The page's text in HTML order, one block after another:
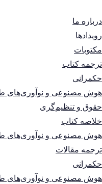
درباره ما
رویدادها
مکتوبات
ترجمه کتاب
حکمرانی
هوش مصنوعی و نوآوری‌های
حقوق و تنظیم‌گری
خلاصه کتاب
هوش مصنوعی و نوآوری‌های
ترجمه مقالات
حکمرانی
هوش مصنوعی و نوآوری‌های